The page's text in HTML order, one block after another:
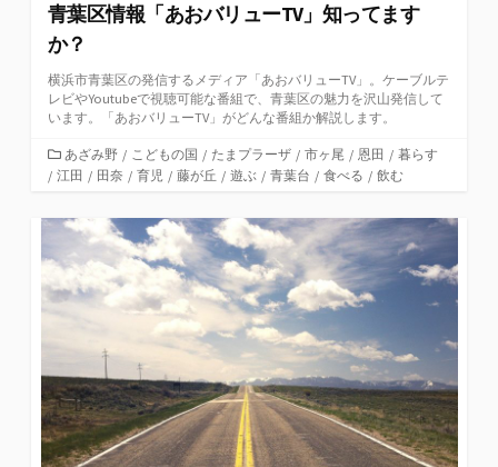
青葉区情報「あおバリューTV」知ってます
か？
横浜市青葉区の発信するメディア「あおバリューTV」。ケーブルテ
レビやYoutubeで視聴可能な番組で、青葉区の魅力を沢山発信して
います。「あおバリューTV」がどんな番組か解説します。
カ
テ
リ
あざみ野 / こどもの国 / たまプラーザ / 市ヶ尾 / 恩田 / 暮らす
/ 江田 / 田奈 / 育児 / 藤が丘 / 遊ぶ / 青葉台 / 食べる / 飲む